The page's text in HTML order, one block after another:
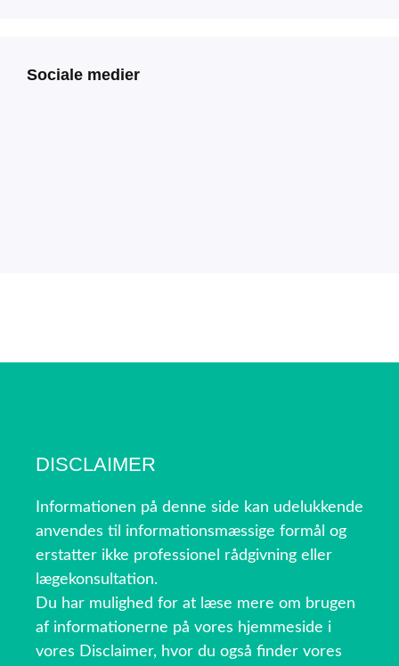
Sociale medier
DISCLAIMER
Informationen på denne side kan udelukkende
anvendes til informationsmæssige formål og
erstatter ikke professionel rådgivning eller
lægekonsultation.
Du har mulighed for at læse mere om brugen
af informationerne på vores hjemmeside i
vores Disclaimer, hvor du også finder vores